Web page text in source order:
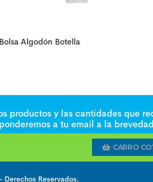
Bolsa Algodón Botella
productos y las cantidades que
a tu email a la
CARRO
Derechos Reservados.